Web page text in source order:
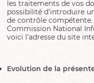
les traitements de vos
possibilité d’introduire
de contrôle
Commission National
voici l’adresse du site
Evolution de la